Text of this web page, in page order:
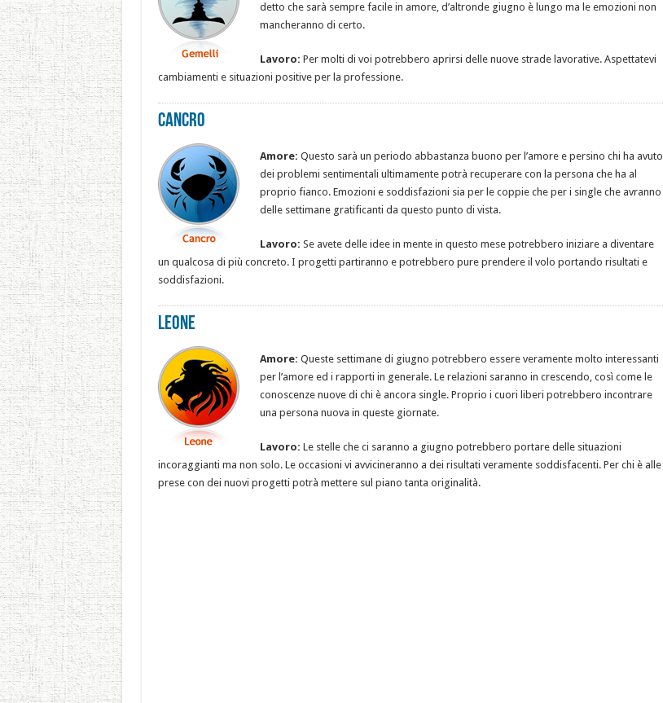
detto che sarà sempre facile in amore, d’altronde giugno è lungo ma le emozioni non
mancheranno di certo.
Lavoro: Per molti di voi potrebbero aprirsi delle nuove strade lavorative. Aspettatevi
cambiamenti e situazioni positive per la professione.
Cancro
Amore: Questo sarà un periodo abbastanza buono per l’amore e persino chi ha avuto
dei problemi sentimentali ultimamente potrà recuperare con la persona che ha al
proprio fianco. Emozioni e soddisfazioni sia per le coppie che per i single che avranno
delle settimane gratificanti da questo punto di vista.
Lavoro: Se avete delle idee in mente in questo mese potrebbero iniziare a diventare
un qualcosa di più concreto. I progetti partiranno e potrebbero pure prendere il volo portando risultati e
soddisfazioni.
Leone
Amore: Queste settimane di giugno potrebbero essere veramente molto interessanti
per l’amore ed i rapporti in generale. Le relazioni saranno in crescendo, così come le
conoscenze nuove di chi è ancora single. Proprio i cuori liberi potrebbero incontrare
una persona nuova in queste giornate.
Lavoro: Le stelle che ci saranno a giugno potrebbero portare delle situazioni
incoraggianti ma non solo. Le occasioni vi avvicineranno a dei risultati veramente soddisfacenti. Per chi è alle
prese con dei nuovi progetti potrà mettere sul piano tanta originalità.